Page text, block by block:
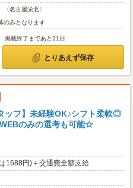
名古屋栄北〉
のみとなります
掲載終了まであと21日
とりあえず保存
ッフ】未経験OK♪シフト柔軟◎
のみの選考も可能☆
1688円)＋交通費全額支給